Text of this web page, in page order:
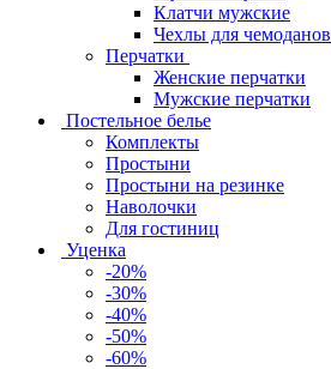
Клатчи мужские
Чехлы для чемоданов
Перчатки
Женские перчатки
Мужские перчатки
Постельное белье
Комплекты
Простыни
Простыни на резинке
Наволочки
Для гостиниц
Уценка
-20%
-30%
-40%
-50%
-60%